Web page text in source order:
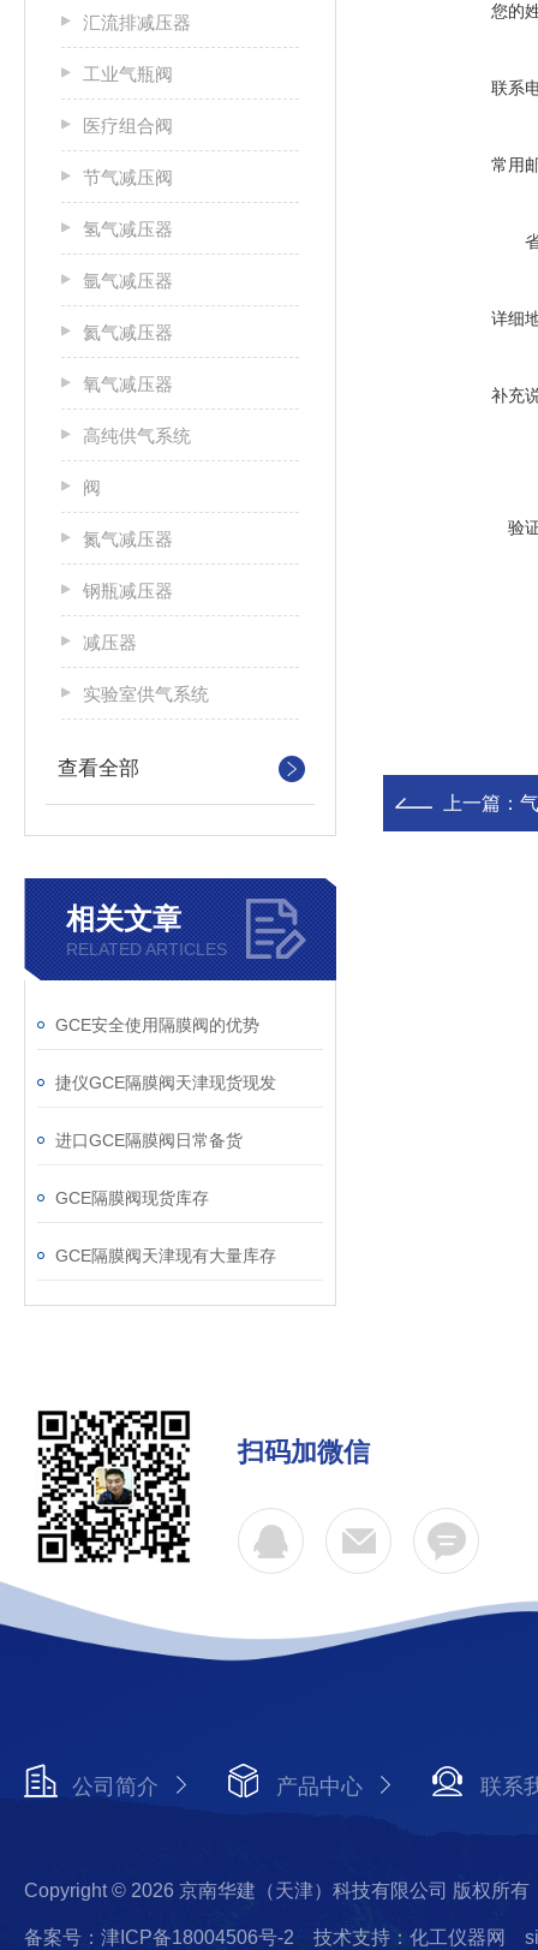
汇流排减压器
工业气瓶阀
医疗组合阀
节气减压阀
氢气减压器
氩气减压器
氦气减压器
氧气减压器
高纯供气系统
阀
氮气减压器
钢瓶减压器
减压器
实验室供气系统
查看全部
相关文章
RELATED ARTICLES
GCE安全使用隔膜阀的优势
捷仪GCE隔膜阀天津现货现发
进口GCE隔膜阀日常备货
GCE隔膜阀现货库存
GCE隔膜阀天津现有大量库存
您的
联系
常用
详细
补充
验
上一篇：
扫码加微信
公司简介 产品中心 联系
Copyright © 2026 京南华建（天津）科技有限公司 版权所有
备案号：津ICP备18004506号-2 技术支持：化工仪器网